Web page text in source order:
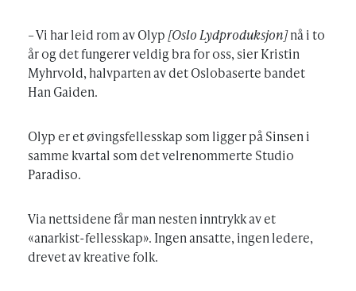
– Vi har leid rom av Olyp [Oslo Lydproduksjon]nå i to
år og det fungerer veldig bra for oss, sier Kristin
Myhrvold, halvparten av det Oslobaserte bandet
Han Gaiden.
Olyp er et øvingsfellesskap som ligger på Sinsen i
samme kvartal som det velrenommerte Studio
Paradiso.
Via nettsidene får man nesten inntrykk av et
«anarkist-fellesskap». Ingen ansatte, ingen ledere,
drevet av kreative folk.